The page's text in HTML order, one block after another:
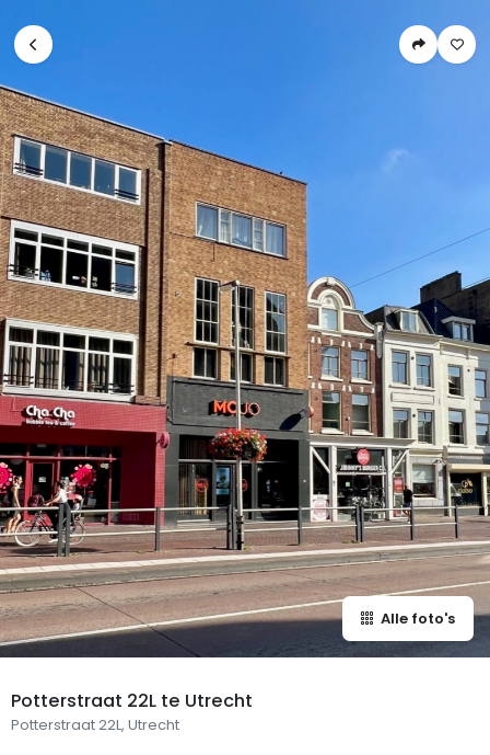
Alle foto's
Potterstraat 22L te Utrecht
Potterstraat 22L, Utrecht